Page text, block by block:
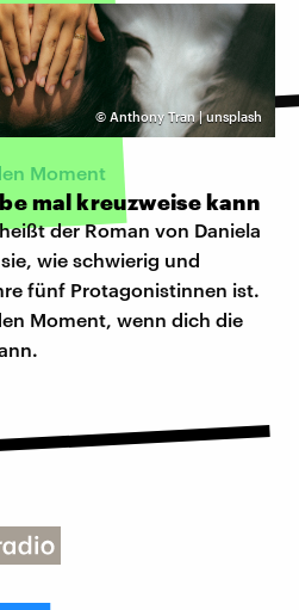
© Anthony Tran | unsplash
Moment
mal kreuzweise kann
der Roman von Daniela
wie schwierig und
fünf Protagonistinnen ist.
Moment, wenn dich die